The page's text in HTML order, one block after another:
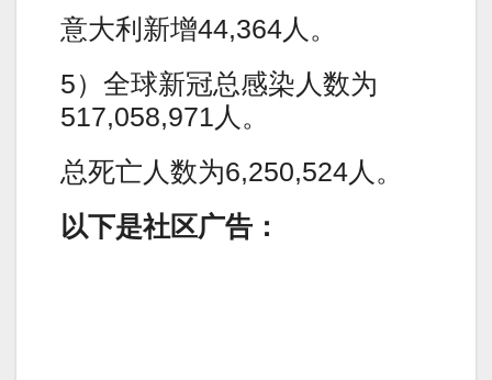
意大利新增44,364人。
5）全球新冠总感染人数为
517,058,971人。
总死亡人数为6,250,524人。
以下是社区广告：